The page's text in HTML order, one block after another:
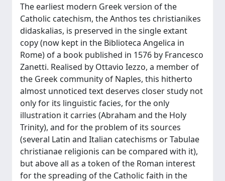
The earliest modern Greek version of the
Catholic catechism, the Anthos tes christianikes
didaskalias, is preserved in the single extant
copy (now kept in the Biblioteca Angelica in
Rome) of a book published in 1576 by Francesco
Zanetti. Realised by Ottavio Iezzo, a member of
the Greek community of Naples, this hitherto
almost unnoticed text deserves closer study not
only for its linguistic facies, for the only
illustration it carries (Abraham and the Holy
Trinity), and for the problem of its sources
(several Latin and Italian catechisms or Tabulae
christianae religionis can be compared with it),
but above all as a token of the Roman interest
for the spreading of the Catholic faith in the